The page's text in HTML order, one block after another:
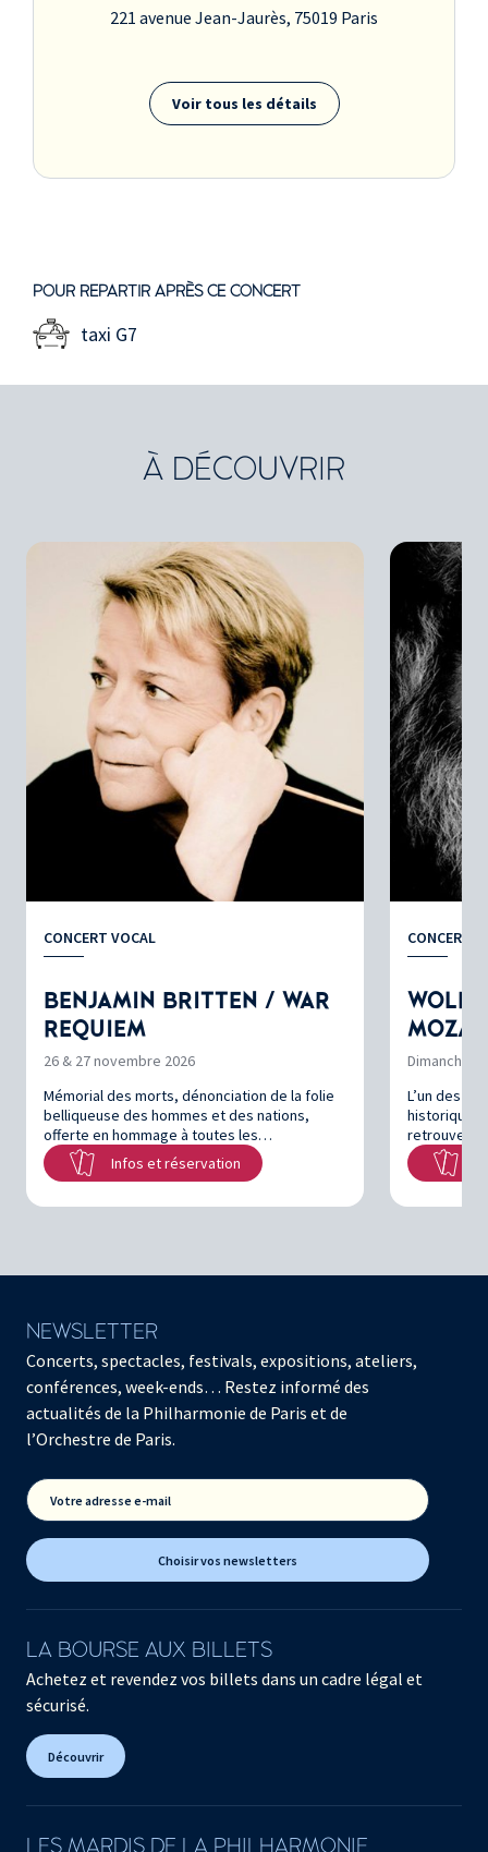
221 avenue Jean-Jaurès, 75019 Paris
Voir tous les détails
POUR REPARTIR APRÈS CE CONCERT
taxi G7
À DÉCOUVRIR
CONCERT VOCAL
BENJAMIN BRITTEN / WAR
REQUIEM
26 & 27 novembre 2026
Mémorial des morts, dénonciation de la folie
belliqueuse des hommes et des nations,
offerte en hommage à toutes les…
Infos et réservation
CONCERT
Dimanche 6
L’un des
retrouve
NEWSLETTER
Concerts, spectacles, festivals, expositions, ateliers,
conférences, week-ends… Restez informé des
actualités de la Philharmonie de Paris et de
l’Orchestre de Paris.
Votre adresse e-mail
Choisir vos newsletters
LA BOURSE AUX BILLETS
Achetez et revendez vos billets dans un cadre légal et
sécurisé.
Découvrir
LES MARDIS DE LA PHILHARMONIE